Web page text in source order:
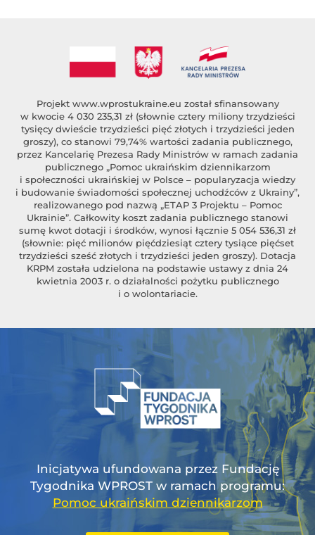
Projekt www.wprostukraine.eu został sfinansowany
w kwocie 4 030 235,31 zł (słownie cztery miliony trzydzieści
tysięcy dwieście trzydzieści pięć złotych i trzydzieści jeden
groszy), co stanowi 79,74% wartości zadania publicznego,
przez Kancelarię Prezesa Rady Ministrów w ramach zadania
publicznego „Pomoc ukraińskim dziennikarzom
i społeczności ukraińskiej w Polsce – popularyzacja wiedzy
i budowanie świadomości społecznej uchodźców z Ukrainy”,
realizowanego pod nazwą „ETAP 3 Projektu – Pomoc
Ukrainie”. Całkowity koszt zadania publicznego stanowi
sumę kwot dotacji i środków, wynosi łącznie 5 054 536,31 zł
(słownie: pięć milionów pięćdziesiąt cztery tysiące pięćset
trzydzieści sześć złotych i trzydzieści jeden groszy). Dotacja
KRPM została udzielona na podstawie ustawy z dnia 24
kwietnia 2003 r. o działalności pożytku publicznego
i o wolontariacie.
Inicjatywa ufundowana przez Fundację
Tygodnika WPROST w ramach programu:
Pomoc ukraińskim dziennikarzom